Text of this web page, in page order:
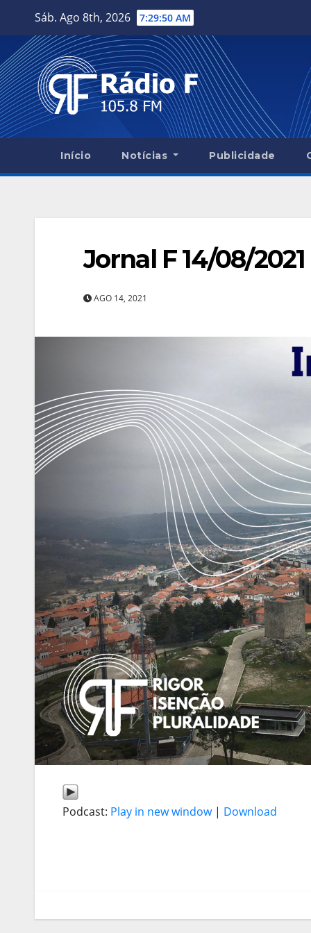
content
Sáb. Ago 8th, 2026 7:29:51 AM
Início Notícias Publicidade
Jornal F 14/08/2021
AGO 14, 2021
Podcast: Play in new window| Download